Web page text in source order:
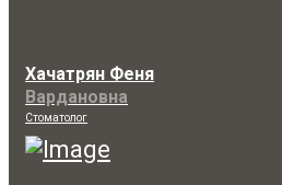
Хачатрян Феня
Вардановна
Стоматолог